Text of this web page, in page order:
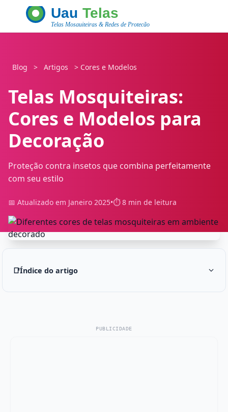
Blog > Artigos > Cores e Modelos
Telas Mosquiteiras:
Cores e Modelos para
Decoração
Proteção contra insetos que combina perfeitamente
com seu estilo
📅 Atualizado em Janeiro 2025•⏱️ 8 min de leitura
📑Índice do artigo
PUBLICIDADE